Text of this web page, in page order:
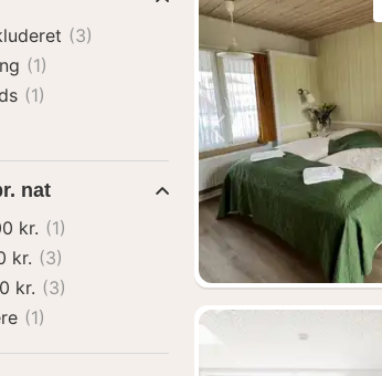
Forrige billede
(3)
(1)
(1)
nat
1000 kr. (1)
kr. (3)
2000 kr. (3)
(1)